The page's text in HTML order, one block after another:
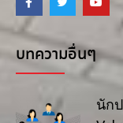
บทความอื่นๆ
นัก